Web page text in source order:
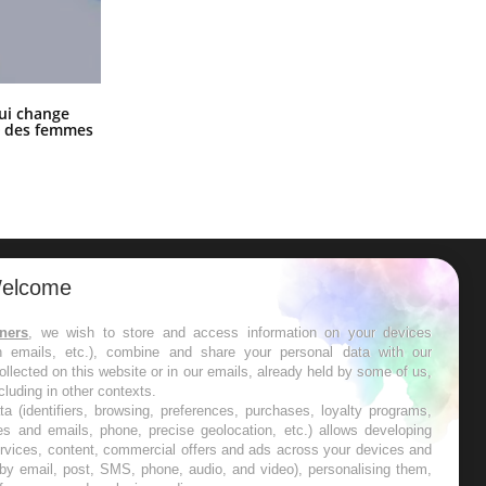
change
femmes
les semaines les meilleures
, we wish to store and access information on your devices
emails, etc.), combine and share your personal data with our
on this website or in our emails, already held by some of us,
in other contexts.
(identifiers, browsing, preferences, purchases, loyalty programs,
and emails, phone, precise geolocation, etc.) allows developing
content, commercial offers and ads across your devices and
email, post, SMS, phone, audio, and video), personalising them,